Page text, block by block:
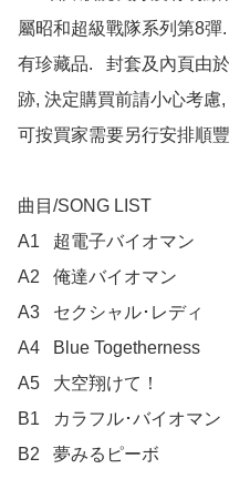
屬昭和超級戰隊系列第8
有珍藏品.   封套及內頁由
跡, 決定購買前請小心考慮
可按買家需要另行安排順
曲目/SONG LIST
A1	超電子バイオマン
A2	俺達バイオマン
A3	セクシャル･レディ
A4	Blue Togetherness
A5	大空翔けて！
B1	カラフル･バイオマン
B2	夢みるピーボ